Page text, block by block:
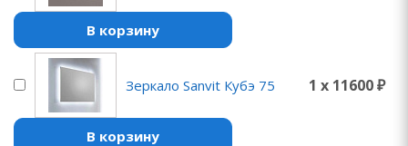
В корзину
Зеркало Sanvit Кубэ 75 1 x 11600 ₽
В корзину